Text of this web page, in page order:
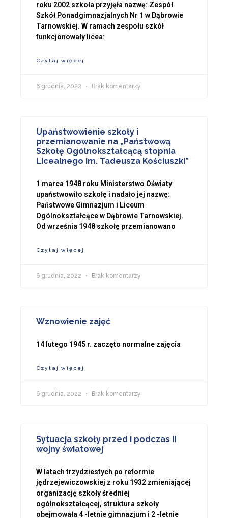
roku 2002 szkoła przyjęła nazwę: Zespół
Szkół Ponadgimnazjalnych Nr 1 w Dąbrowie
Tarnowskiej. W ramach zespołu szkół
funkcjonowały licea:
Czytaj więcej
6 grudnia, 2022 Brak komentarzy
Upaństwowienie szkoły i
przemianowanie na „Państwową
Szkołę Ogólnokształcącą stopnia
Licealnego im. Tadeusza Kościuszki”
1 marca 1948 roku Ministerstwo Oświaty
upaństwowiło szkołę i nadało jej nazwę:
Państwowe Gimnazjum i Liceum
Ogólnokształcące w Dąbrowie Tarnowskiej.
Od września 1948 szkołę przemianowano
Czytaj więcej
6 grudnia, 2022 Brak komentarzy
Wznowienie zajęć
14 lutego 1945 r. zaczęto normalne zajęcia
Czytaj więcej
6 grudnia, 2022 Brak komentarzy
Sytuacja szkoły przed i podczas II
wojny światowej
W latach trzydziestych po reformie
jędrzejewiczowskiej z roku 1932 zmieniającej
organizację szkoły średniej
ogólnokształcącej, struktura szkoły
obejmowała 4 -letnie gimnazjum i 2 -letnie